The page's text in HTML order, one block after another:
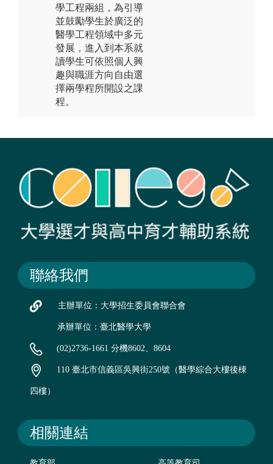
學工程兩組，為引導
並鼓勵學生於廣泛的
醫學工程領域中多元
發展，進入到本系就
讀學生可依照個人興
趣與職涯方向自由選
擇兩學程所開設之課
程。
聯絡我們
主辦單位：大學招生委員會聯合會
承辦單位：臺北醫學大學
(02)2736-1661 分機8602、8604
110 臺北市信義區吳興街250號（醫學綜合大樓後棟
四樓）
相關連結